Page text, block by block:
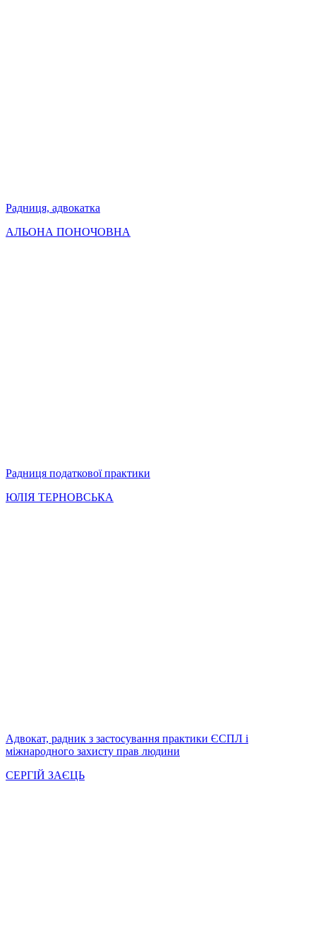
Радниця, адвокатка
АЛЬОНА ПОНОЧОВНА
Радниця податкової практики
ЮЛІЯ ТЕРНОВСЬКА
Адвокат, радник з застосування практики ЄСПЛ і
міжнародного захисту прав людини
СЕРГІЙ ЗАЄЦЬ